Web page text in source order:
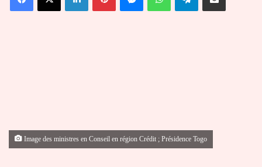
Image des ministres en Conseil en région Crédit ; Présidence Togo